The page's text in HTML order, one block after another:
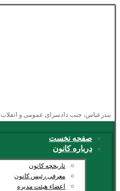
بندرعباس، جنب دادسرای عمومی و
صفحه نخست
درباره کانون
تاریخچه کانون
معرفی رئیس کانون
اعضاء هیئت مدیره